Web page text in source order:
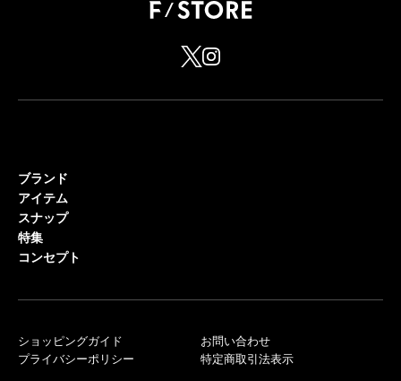
ブランド
アイテム
スナップ
特集
コンセプト
ショッピングガイド
プライバシーポリシー
お問い合わせ
特定商取引法表示